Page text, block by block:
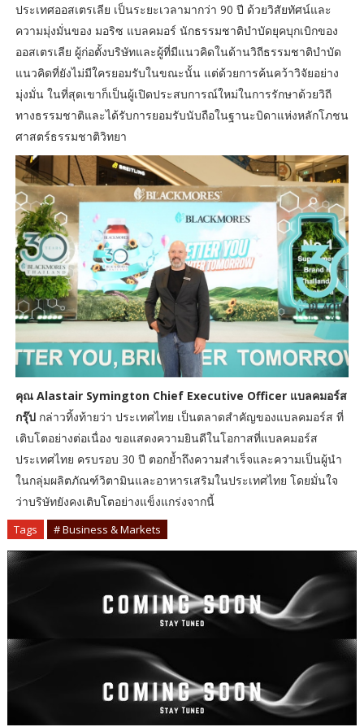
ประเทศออสเตรเลีย เป็นระยะเวลามากว่า 90 ปี ด้วยวิสัยทัศน์และ
ความมุ่งมั่นของ มอริซ แบลคมอร์ นักธรรมชาติบำบัดยุคบุกเบิกของ
ออสเตรเลีย ผู้ก่อตั้งบริษัทและผู้ที่มีแนวคิดในด้านวิถีธรรมชาติบำบัด
แนวคิดที่ยังไม่มีใครยอมรับในขณะนั้น แต่ด้วยการค้นคว้าวิจัยอย่าง
มุ่งมั่น ในที่สุดเขาก็เป็นผู้เปิดประสบการณ์ใหม่ในการรักษาด้วยวิถี
ทางธรรมชาติและได้รับการยอมรับนับถือในฐานะบิดาแห่งหลักโภชน
ศาสตร์ธรรมชาติวิทยา
คุณ Alastair Symington Chief Executive Officer แบลคมอร์ส
กรุ๊ป กล่าวทิ้งท้ายว่า ประเทศไทย เป็นตลาดสำคัญของแบลคมอร์ส ที่
เติบโตอย่างต่อเนื่อง ขอแสดงความยินดีในโอกาสที่แบลคมอร์ส
ประเทศไทย ครบรอบ 30 ปี ตอกย้ำถึงความสำเร็จและความเป็นผู้นำ
ในกลุ่มผลิตภัณฑ์วิตามินและอาหารเสริมในประเทศไทย โดยมั่นใจ
ว่าบริษัทยังคงเติบโตอย่างแข็งแกร่งจากนี้
Tags # Business & Markets